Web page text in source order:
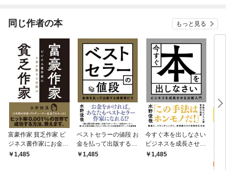
同じ作者の本 もっと見る
富豪作家 貧乏作家 ビ
ジネス書作家にお金が
集まる仕組み
1,485
ベストセラーの値段 お
金を払って出版する経
営者たち
1,485
今すぐ本を出しなさい
ビジネスを成長させる
出版入門
1,485